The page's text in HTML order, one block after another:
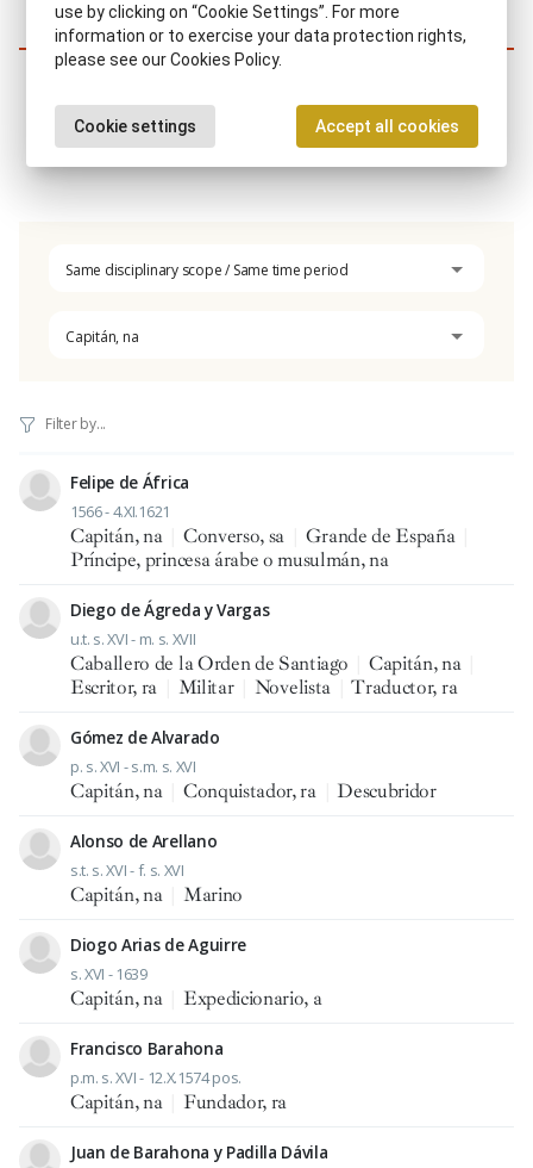
Similar characters
Same disciplinary scope / Same time period
Capitán, na
Felipe de África
1566 - 4.XI.1621
Capitán, na Converso, sa Grande de España
Príncipe, princesa árabe o musulmán, na
Diego de Ágreda y Vargas
u.t. s. XVI - m. s. XVII
Caballero de la Orden de Santiago Capitán, na
Escritor, ra
Militar Novelista Traductor, ra
Gómez de Alvarado
p. s. XVI - s.m. s. XVI
Capitán, na Conquistador, ra Descubridor
Alonso de Arellano
s.t. s. XVI - f. s. XVI
Capitán, na Marino
Diogo Arias de Aguirre
s. XVI - 1639
Capitán, na Expedicionario, a
Francisco Barahona
p.m. s. XVI - 12.X.1574 pos.
Capitán, na Fundador, ra
Juan de Barahona y Padilla Dávila
use by clicking on “Cookie Settings”. For more
information or to exercise your data protection rights,
please see our Cookies Policy.
Cookie settings Accept all cookies